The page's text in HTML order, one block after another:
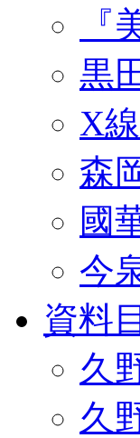
黒
X
森
國
今
資料
久
久